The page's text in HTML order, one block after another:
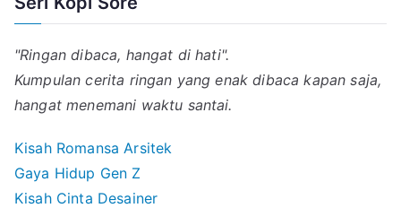
"Ringan dibaca, hangat di hati".
Kumpulan cerita ringan yang enak dibaca kapan saja,
hangat menemani waktu santai.
Kisah Romansa Arsitek
Gaya Hidup Gen Z
Kisah Cinta Desainer